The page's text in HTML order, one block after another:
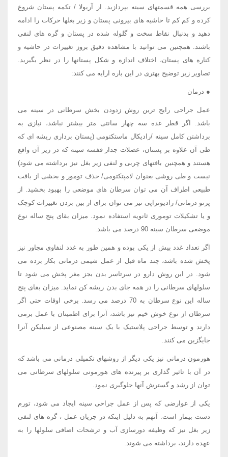
بررسی همه قسمتهای سینه بپردازید. از آریولا / تکمه پستان شروع
کرده و کم کم تا حاشیه های بیرونی پستان و زیر بغلها حرکات را ادامه
دهید و بدنبال نقاط سخت و گلوله شده در پستان و گره های لنفی
باشند. همچنین می توانید با مشاهده دقیق بروز تغییرات در حاشیه و
کناره های پستان، اختلاف اندازه و شکل پستانها را در نظر بگیرید.
تصاویر زیر توضیح بهتری در این باره ارایه می کنند:
● درمان
عمل جراحی رایج ترین روش زدودن بخش سرطانی در سینه می
باشد. اگر قطر غده سه چهار سانتی متر بیشتر نباشد، نیازی به
برداشتن کامل سینه /رادیکال ماستکتومی (پستان برداری ریشه ای که
طی آن علاوه بر پستان، عضلات جدار قفسه سینه که در زیر آن واقع
هستند و همچنین بافتهای چربی و لنفی زیر بغل نیز برداشته می شود)
نیست و طی روشی بعنوان لامپتکتومی/ حذف تومور و بخشی از بافت
طبیعی اطراف آن می توان سرطان های موضعی را بهبود بخشید. از
پرتو درمانی/ رادیوتراپی نیز می توان برای از بین بردن تغییرات کوچک
و یا تشکیلات توموری ثانویه استفاده نمود. میزان بقای پنج ساله نوع
موضعی سرطان سینه 90 درصد می باشد.
اگر تعداد غدد بیش از یکی بوده و همین طور به غدد لنفاوی مجاور نیز
پخش شده باشد، چند ماه قبل از عمل شیمی درمانی بکار برده می
شود. در این روش دارو در سرتاسر بدن بجز مغز پخش می شود تا
سلولهای سرطانی را در همه جای بدن ریشه کن نماید. میزان بقای پنج
ساله این نوع سرطان به 70 درصد می رسد. برخی اوقات حتی اگر
سرطان از نوع خوش خیم نیز باشد، آنرا برای اطمینان با عمل برمی
دارند و توسط جراحی پلاستیک با یک سینه مصنوعی از سیلیکن آنرا
جایگزین می کنند.
هورمون درمانی نیز یکی دیگر از روشهای تکمیلی درمانی می باشد که
در آن با تاثیر گذاری بر پیرنده های هورمونی سلولهای سرطانی می
توان از رشد و گسترش آنها جلوگیری نمود.
یکی از عوارضی که پس از عمل جراحی سینه ایجاد می شود، تورم
دست بیمار است. آنهم به دلیل اینکه در جریان عمل ، گره های لنفی
زیر بغل نیز که وظیفه دورسازی آب و ترشحات اضافی سلولها را به
عهده دارند، برداشته می شوند.